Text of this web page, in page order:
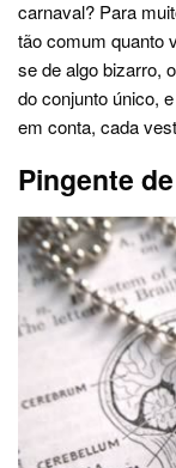
carnaval? Para
tão comum quanto
se de algo bizarro,
do conjunto único,
em conta, cada
Pingente